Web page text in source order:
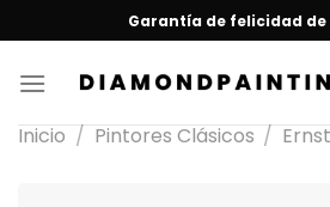
Garantía de felicidad de
Inicio / Pintores Clásicos /